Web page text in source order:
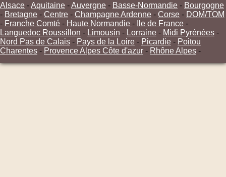
Alsace -Aquitaine -Auvergne - Basse-Normandie - Bourgogne
- Bretagne - Centre - Champagne Ardenne - Corse - DOM/TOM
- Franche Comté - Haute Normandie - Ile de France -
Languedoc Roussillon - Limousin - Lorraine - Midi Pyrénées -
Nord Pas de Calais - Pays de la Loire - Picardie - Poitou
Charentes - Provence Alpes Côte d'azur - Rhône Alpes -